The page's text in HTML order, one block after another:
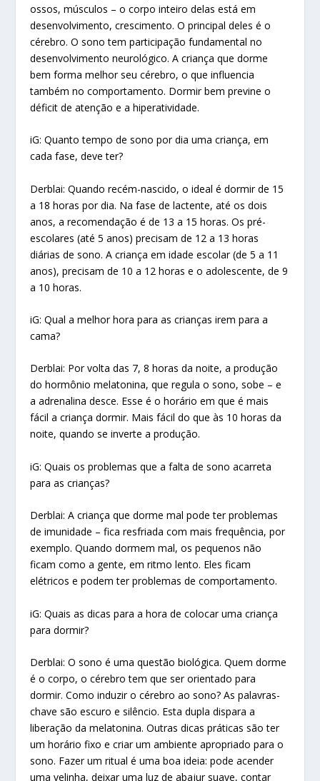
ossos, músculos – o corpo inteiro delas está em
desenvolvimento, crescimento. O principal deles é o
cérebro. O sono tem participação fundamental no
desenvolvimento neurológico. A criança que dorme
bem forma melhor seu cérebro, o que influencia
também no comportamento. Dormir bem previne o
déficit de atenção e a hiperatividade.
iG: Quanto tempo de sono por dia uma criança, em
cada fase, deve ter?
Derblai: Quando recém-nascido, o ideal é dormir de 15
a 18 horas por dia. Na fase de lactente, até os dois
anos, a recomendação é de 13 a 15 horas. Os pré-
escolares (até 5 anos) precisam de 12 a 13 horas
diárias de sono. A criança em idade escolar (de 5 a 11
anos), precisam de 10 a 12 horas e o adolescente, de 9
a 10 horas.
iG: Qual a melhor hora para as crianças irem para a
cama?
Derblai: Por volta das 7, 8 horas da noite, a produção
do hormônio melatonina, que regula o sono, sobe – e
a adrenalina desce. Esse é o horário em que é mais
fácil a criança dormir. Mais fácil do que às 10 horas da
noite, quando se inverte a produção.
iG: Quais os problemas que a falta de sono acarreta
para as crianças?
Derblai: A criança que dorme mal pode ter problemas
de imunidade – fica resfriada com mais frequência, por
exemplo. Quando dormem mal, os pequenos não
ficam como a gente, em ritmo lento. Eles ficam
elétricos e podem ter problemas de comportamento.
iG: Quais as dicas para a hora de colocar uma criança
para dormir?
Derblai: O sono é uma questão biológica. Quem dorme
é o corpo, o cérebro tem que ser orientado para
dormir. Como induzir o cérebro ao sono? As palavras-
chave são escuro e silêncio. Esta dupla dispara a
liberação da melatonina. Outras dicas práticas são ter
um horário fixo e criar um ambiente apropriado para o
sono. Fazer um ritual é uma boa ideia: pode acender
uma velinha, deixar uma luz de abajur suave, contar